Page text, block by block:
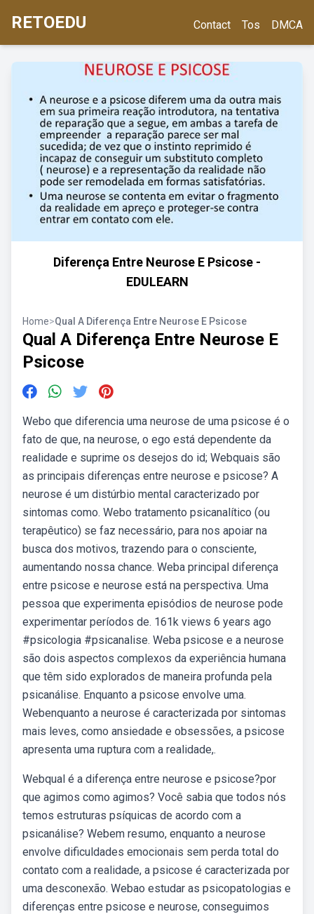
RETOEDU Contact Tos DMCA
Diferença Entre Neurose E Psicose -
EDULEARN
Home>Qual A Diferença Entre Neurose E Psicose
Qual A Diferença Entre Neurose E
Psicose
Webo que diferencia uma neurose de uma psicose é o
fato de que, na neurose, o ego está dependente da
realidade e suprime os desejos do id; Webquais são
as principais diferenças entre neurose e psicose? A
neurose é um distúrbio mental caracterizado por
sintomas como. Webo tratamento psicanalítico (ou
terapêutico) se faz necessário, para nos apoiar na
busca dos motivos, trazendo para o consciente,
aumentando nossa chance. Weba principal diferença
entre psicose e neurose está na perspectiva. Uma
pessoa que experimenta episódios de neurose pode
experimentar períodos de. 161k views 6 years ago
#psicologia #psicanalise. Weba psicose e a neurose
são dois aspectos complexos da experiência humana
que têm sido explorados de maneira profunda pela
psicanálise. Enquanto a psicose envolve uma.
Webenquanto a neurose é caracterizada por sintomas
mais leves, como ansiedade e obsessões, a psicose
apresenta uma ruptura com a realidade,.
Webqual é a diferença entre neurose e psicose?por
que agimos como agimos? Você sabia que todos nós
temos estruturas psíquicas de acordo com a
psicanálise? Webem resumo, enquanto a neurose
envolve dificuldades emocionais sem perda total do
contato com a realidade, a psicose é caracterizada por
uma desconexão. Webao estudar as psicopatologias e
diferenças entre psicose e neurose, conseguimos